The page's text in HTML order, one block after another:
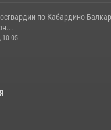
по Кабардино-
10:05